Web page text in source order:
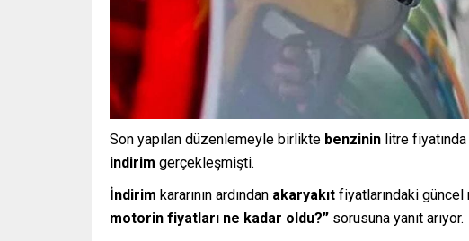
Son yapılan düzenlemeyle birlikte benzinin litre
indirim gerçekleşmişti.
İndirim kararının ardından akaryakıt fiyatlarındaki güncel
motorin fiyatları ne kadar oldu?” sorusuna yanıt arıyor.